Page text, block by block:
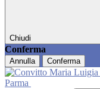
Chiudi
Conferma
Annulla Conferma
Parma